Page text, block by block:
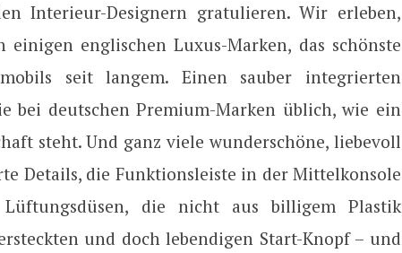
Interieur-Designern gratulieren. Wir erleben,
einigen englischen Luxus-Marken, das schönste
seit langem. Einen sauber integrierten
bei deutschen Premium-Marken üblich, wie ein
steht. Und ganz viele wunderschöne, liebevoll
Details, die Funktionsleiste in der Mittelkonsole
die nicht aus billigem Plastik
und doch lebendigen Start-Knopf – und